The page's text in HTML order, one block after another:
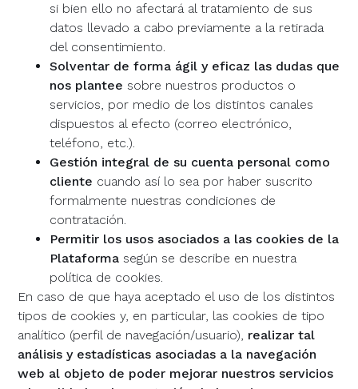
si bien ello no afectará al tratamiento de sus
datos llevado a cabo previamente a la retirada
del consentimiento.
Solventar de forma ágil y eficaz las dudas que
nos plantee sobre nuestros productos o
servicios, por medio de los distintos canales
dispuestos al efecto (correo electrónico,
teléfono, etc.).
Gestión integral de su cuenta personal como
cliente cuando así lo sea por haber suscrito
formalmente nuestras condiciones de
contratación.
Permitir los usos asociados a las cookies de la
Plataforma según se describe en nuestra
política de cookies.
En caso de que haya aceptado el uso de los distintos
tipos de cookies y, en particular, las cookies de tipo
analítico (perfil de navegación/usuario), realizar tal
análisis y estadísticas asociadas a la navegación
web al objeto de poder mejorar nuestros servicios